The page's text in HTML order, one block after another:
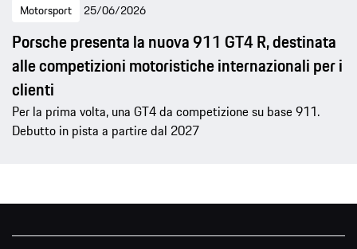
Motorsport 25/06/2026
Porsche presenta la nuova 911 GT4 R, destinata
alle competizioni motoristiche internazionali per i
clienti
Per la prima volta, una GT4 da competizione su base 911.
Debutto in pista a partire dal 2027